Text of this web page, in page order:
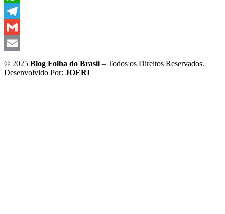
WhatsApp
Telegram
Gmail
Email
© 2025 Blog Folha do Brasil – Todos os Direitos Reservados. |
Desenvolvido Por: JOERI